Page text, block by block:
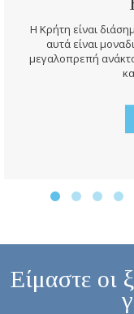
Η Κρήτη είναι
αυτά είναι
μεγαλοπρεπή
Είμαστε οι